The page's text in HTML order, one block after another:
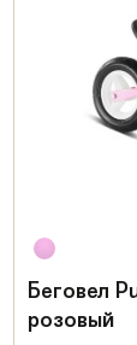
Беговел
розовый